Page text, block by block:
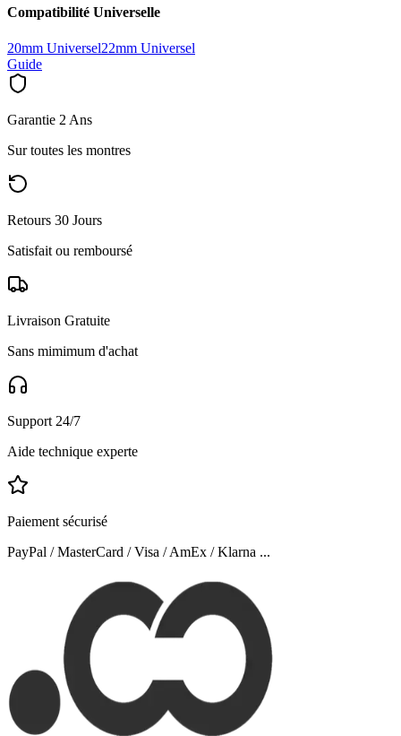
Compatibilité Universelle
20mm Universel22mm Universel
Guide
Garantie 2 Ans
Sur toutes les montres
Retours 30 Jours
Satisfait ou remboursé
Livraison Gratuite
Sans mimimum d'achat
Support 24/7
Aide technique experte
Paiement sécurisé
PayPal / MasterCard / Visa / AmEx / Klarna ...